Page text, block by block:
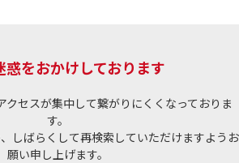
惑をおかけしております
クセスが集中して繋がりにくくなっておりま
す。
しばらくして再検索していただけますようお
願い申し上げます。